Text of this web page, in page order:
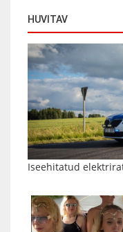
HUVITAV
Iseehitatud